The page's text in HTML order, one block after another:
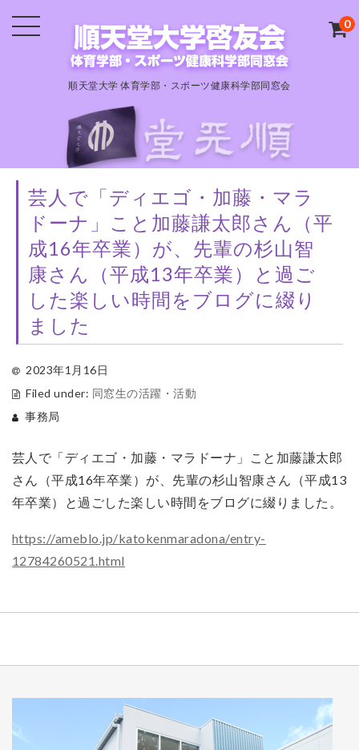
順天堂大学 体育学部・スポーツ健康科学部同窓会
0
芸人で「ディエゴ・加藤・マラ
ドーナ」こと加藤謙太郎さん（平
成16年卒業）が、先輩の杉山智
康さん（平成13年卒業）と過ご
した楽しい時間をブログに綴り
ました
2023年1月16日
Filed under: 同窓生の活躍・活動
事務局
芸人で「ディエゴ・加藤・マラドーナ」こと加藤謙太郎
さん（平成16年卒業）が、先輩の杉山智康さん（平成13
年卒業）と過ごした楽しい時間をブログに綴りました。
https://ameblo.jp/katokenmaradona/entry-
12784260521.html